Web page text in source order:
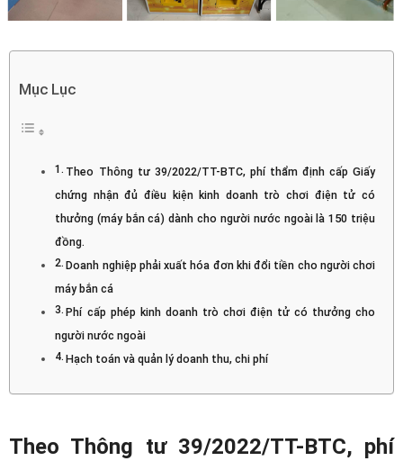
Mục Lục
Theo Thông tư 39/2022/TT-BTC, phí thẩm định cấp Giấy
chứng nhận đủ điều kiện kinh doanh trò chơi điện tử có
thưởng (máy bắn cá) dành cho người nước ngoài là 150 triệu
đồng.
Doanh nghiệp phải xuất hóa đơn khi đổi tiền cho người chơi
máy bắn cá
Phí cấp phép kinh doanh trò chơi điện tử có thưởng cho
người nước ngoài
Hạch toán và quản lý doanh thu, chi phí
Theo Thông tư 39/2022/TT-BTC, phí